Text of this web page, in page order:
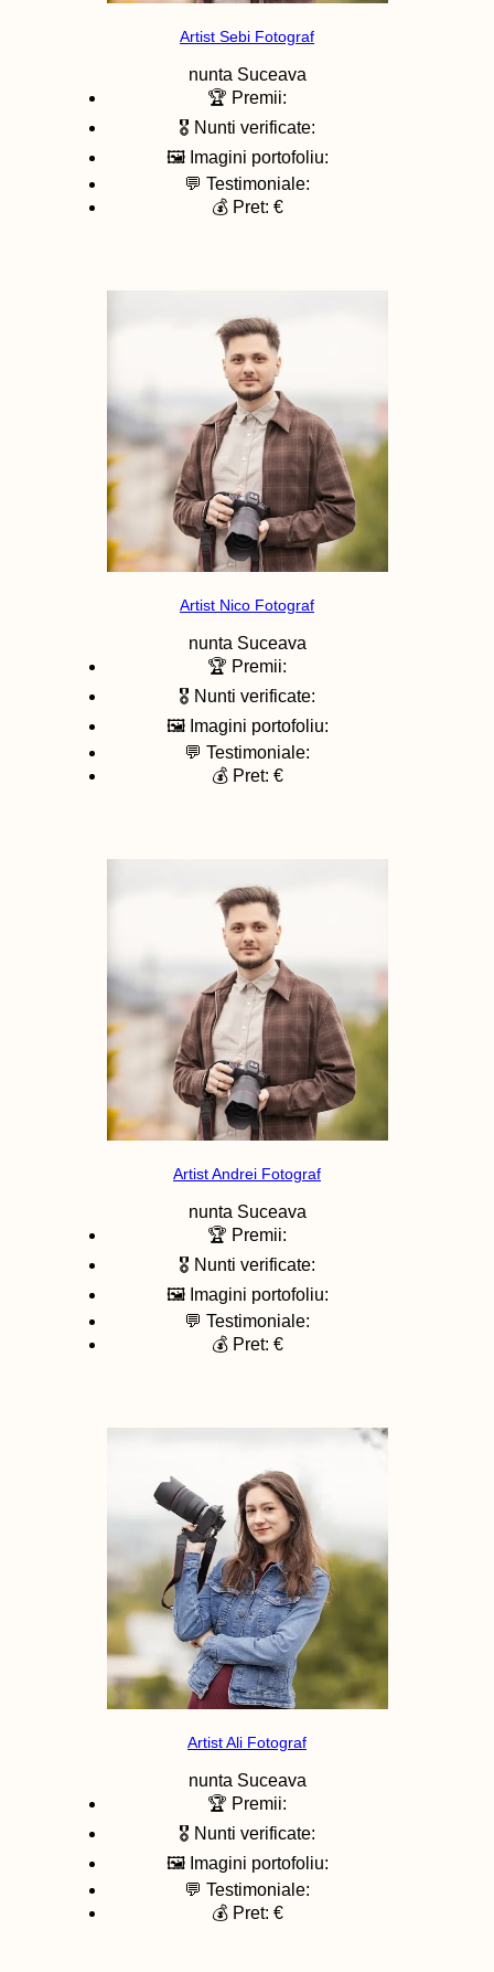
Artist Sebi Fotograf
nunta Suceava
🏆 Premii:
🎖️ Nunti verificate:
🖼️ Imagini portofoliu:
💬 Testimoniale:
💰 Pret: €
Artist Nico Fotograf
nunta Suceava
🏆 Premii:
🎖️ Nunti verificate:
🖼️ Imagini portofoliu:
💬 Testimoniale:
💰 Pret: €
Artist Andrei Fotograf
nunta Suceava
🏆 Premii:
🎖️ Nunti verificate:
🖼️ Imagini portofoliu:
💬 Testimoniale:
💰 Pret: €
Artist Ali Fotograf
nunta Suceava
🏆 Premii:
🎖️ Nunti verificate:
🖼️ Imagini portofoliu:
💬 Testimoniale:
💰 Pret: €